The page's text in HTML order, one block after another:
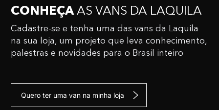
CONHEÇAAS VANS DA LAQUILA
Cadastre-se e tenha uma das vans da Laquila
na sua loja, um projeto que leva conhecimento,
palestras e novidades para o Brasil inteiro
Quero ter uma van na minha loja